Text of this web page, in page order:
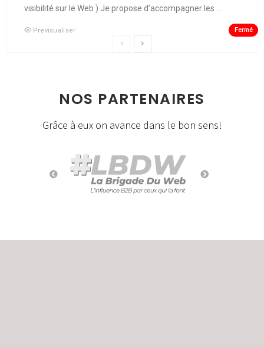
visibilité sur le Web ) Je propose d’accompagner les ...
Prévisualiser Fermé
NOS PARTENAIRES
Grâce à eux on avance dans le bon sens!